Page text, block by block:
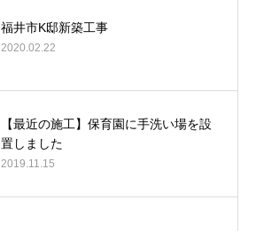
福井市K邸新築工事
2020.02.22
【最近の施工】保育園に手洗い場を設
置しました
2019.11.15